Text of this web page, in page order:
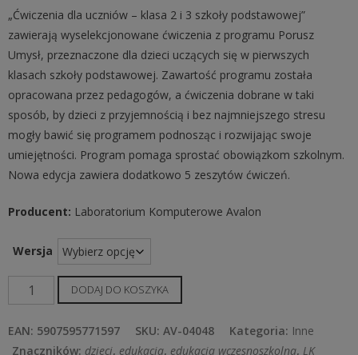
„Ćwiczenia dla uczniów – klasa 2 i 3 szkoły podstawowej”
zawierają wyselekcjonowane ćwiczenia z programu Porusz
Umysł, przeznaczone dla dzieci uczących się w pierwszych
klasach szkoły podstawowej. Zawartość programu została
opracowana przez pedagogów, a ćwiczenia dobrane w taki
sposób, by dzieci z przyjemnością i bez najmniejszego stresu
mogły bawić się programem podnosząc i rozwijając swoje
umiejętności. Program pomaga sprostać obowiązkom szkolnym.
Nowa edycja zawiera dodatkowo 5 zeszytów ćwiczeń.
Producent: Laboratorium Komputerowe Avalon
Wersja
ilość
Ćwiczenia
dla
uczniów
DODAJ DO KOSZYKA
EAN: 5907595771597 SKU: AV-04048 Kategoria: Inne
Znaczników: dzieci, edukacja, edukacja wczesnoszkolna, LK